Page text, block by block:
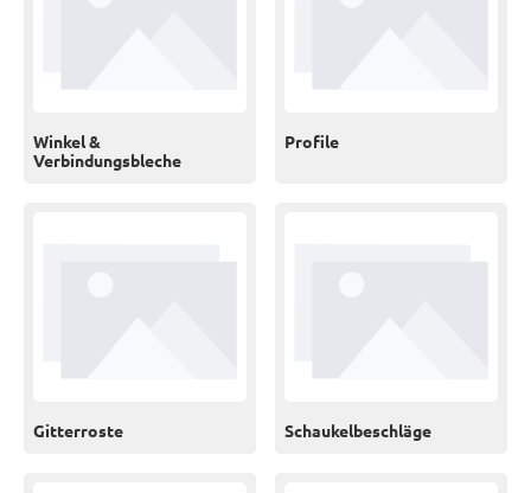
Winkel &
Verbindungsbleche
Profile
Gitterroste Schaukelbeschläge